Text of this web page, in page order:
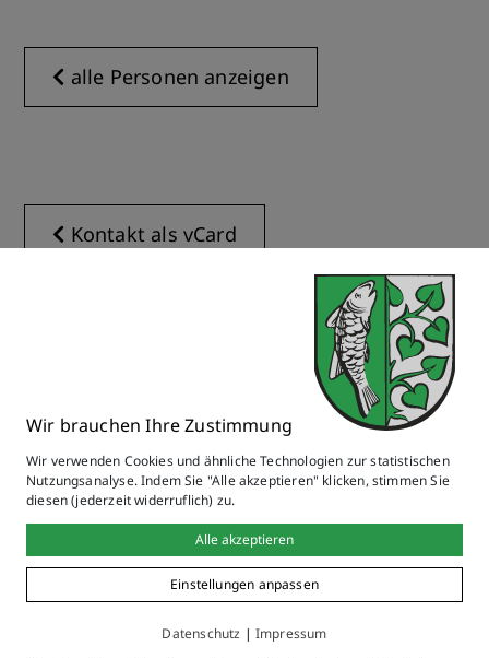
alle Personen anzeigen
Kontakt als vCard
Online Anträge & Formulare
Bitte wählen
Alle Online-Services & Formulare
Wir brauchen Ihre Zustimmung
Wir verwenden Cookies und ähnliche Technologien zur statistischen
Nutzungsanalyse. Indem Sie "Alle akzeptieren" klicken, stimmen Sie
diesen (jederzeit widerruflich) zu.
Alle akzeptieren
Einstellungen anpassen
Datenschutz | Impressum